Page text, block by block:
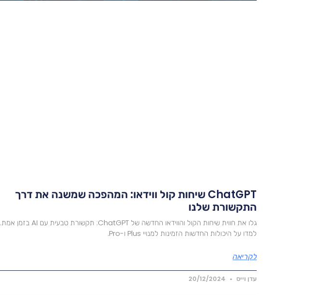
ChatGPT שיחות קול ווידאו: המהפכה שמשנה את דרך
התקשורת שלנו
גלו את חווית שיחות הקול והווידאו החדשה של ChatGPT: תקשורת טבעית עם AI בזמן אמת.
למדו על היכולות החדשות הזמינות למנויי Plus ו-Pro.
לקריאה
עדן וייס